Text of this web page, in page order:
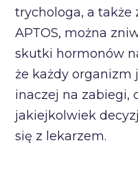
trychologa, a także
APTOS, można
skutki hormonów
że każdy organizm
inaczej na zabiegi,
jakiejkolwiek
się z lekarzem.